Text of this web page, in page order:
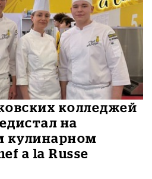
колледжей
на
кулинарном
a la Russe